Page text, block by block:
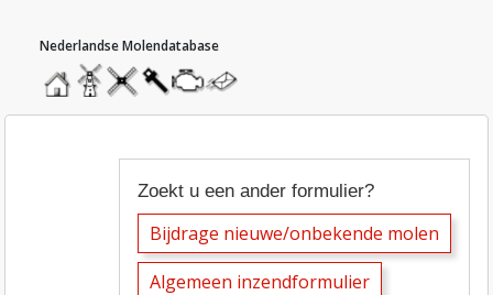
homemolendatabase
roedendatabase
assendatabase
motorendatabase
stuur
een
bericht
Zoekt u een ander formulier?
Bijdrage nieuwe/onbekende molen
Algemeen inzendformulier